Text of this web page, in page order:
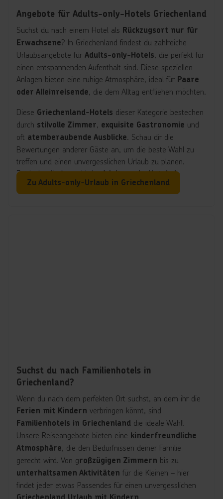
Angebote für Adults-only-Hotels Griechenland
Suchst du nach einem Hotel als Rückzugsort nur für
Erwachsene? In Griechenland findest du zahlreiche
Urlaubsangebote für Adults-only-Hotels, die perfekt für
einen entspannenden Aufenthalt sind. Diese speziellen
Anlagen bieten eine ruhige Atmosphäre, ideal für Paare
oder Alleinreisende, die dem Alltag entfliehen möchten.
Diese Griechenland-Hotels dieser Kategorie bestechen
durch stilvolle Zimmer, exquisite Gastronomie und
oft atemberaubende Ausblicke. Schau dir die
Bewertungen anderer Gäste an, um die beste Wahl zu
treffen und einen unvergesslichen Urlaub zu planen.
Entdecke die Auswahl derAdults-only-Hotels in
Griechenlandund genieße entspannte Tage in
Zu Adults-only-Urlaub in Griechenland
Suchst du nach Familienhotels in
Griechenland?
Wenn du nach dem perfekten Ort suchst, an dem ihr die
Ferien mit Kindern verbringen könnt, sind
Familienhotels in Griechenland die ideale Wahl!
Unsere Reiseangebote bieten eine kinderfreundliche
Atmosphäre, die den Bedürfnissen deiner Familie
gerecht wird. Von großzügigen Zimmern bis zu
unterhaltsamen Aktivitäten für die Kleinen – hier
findet jeder etwas Passendes für einen unvergesslichen
.